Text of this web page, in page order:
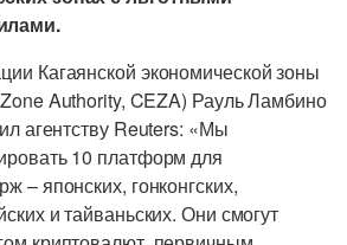
Кагаянской экономической зоны
Authority, CEZA) Рауль Ламбино
агентству Reuters: «Мы
10 платформ для
– японских, гонконгских,
и тайваньских. Они смогут